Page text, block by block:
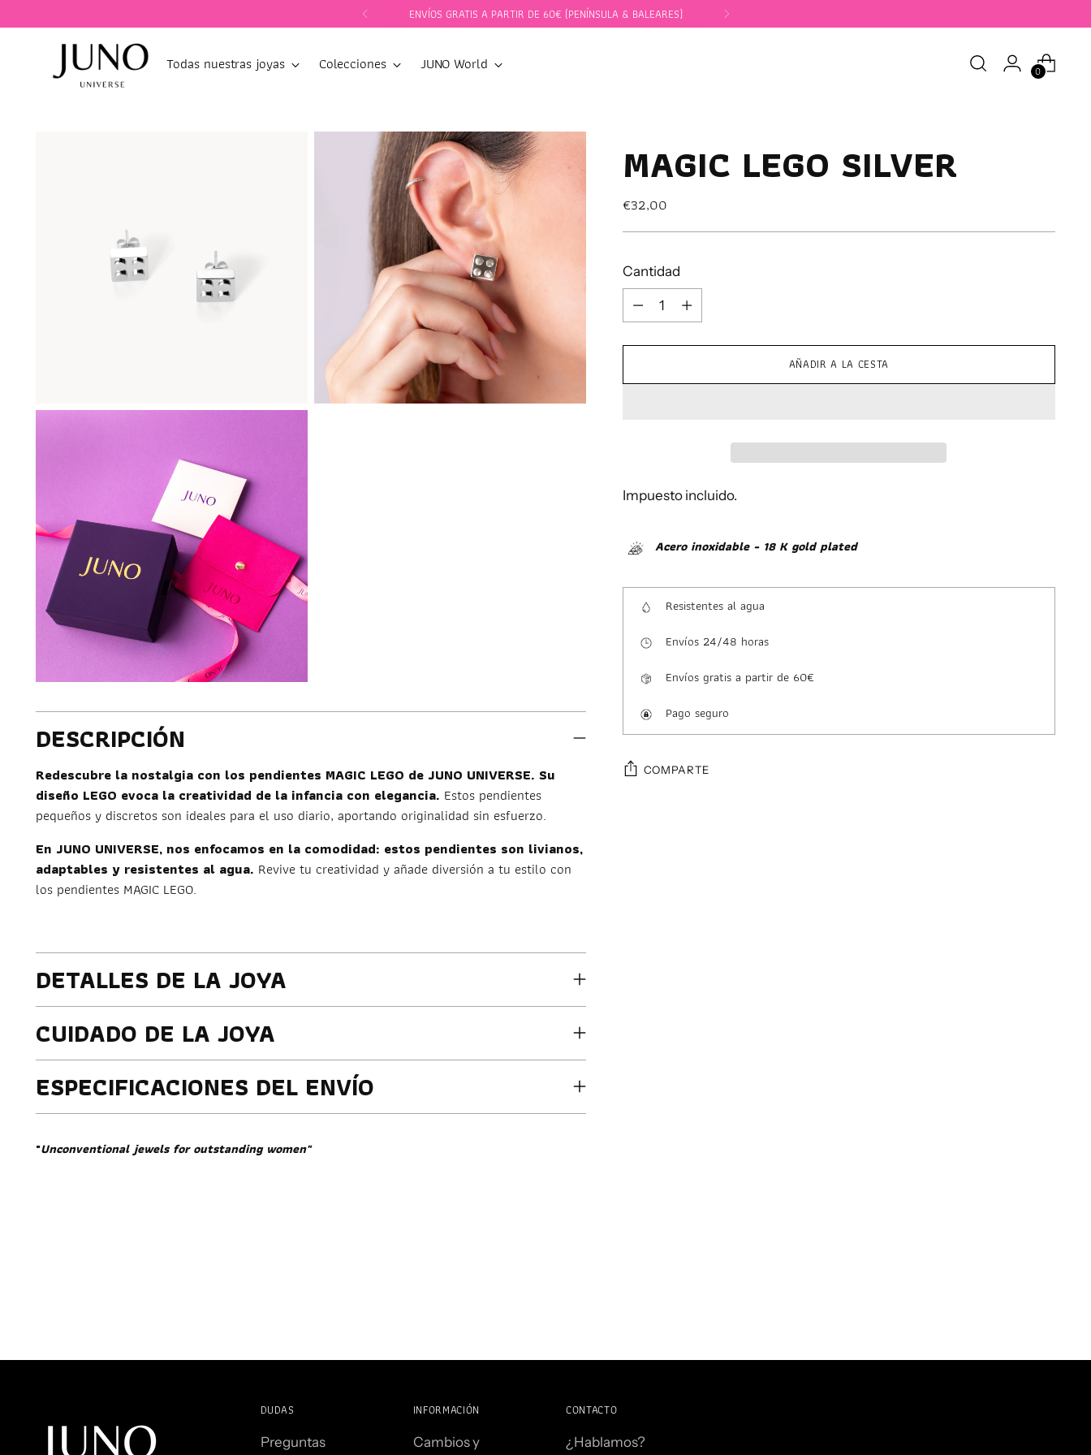
ENVÍOS GRATIS A PARTIR DE 60€ (PENÍNSULA & BALEARES)
Todas nuestras joyas Colecciones JUNO World 0
DESCRIPCIÓN
Redescubre la nostalgia con los pendientes MAGIC LEGO de JUNO UNIVERSE. Su
diseño LEGO evoca la creatividad de la infancia con elegancia. Estos pendientes
pequeños y discretos son ideales para el uso diario, aportando originalidad sin esfuerzo.
En JUNO UNIVERSE, nos enfocamos en la comodidad: estos pendientes son livianos,
adaptables y resistentes al agua. Revive tu creatividad y añade diversión a tu estilo con
los pendientes MAGIC LEGO.
DETALLES DE LA JOYA
CUIDADO DE LA JOYA
ESPECIFICACIONES DEL ENVÍO
"Unconventional jewels for outstanding women"
MAGIC LEGO SILVER
Precio
€32,00
Cantidad
Cantidad
AÑADIR A LA CESTA
Impuesto incluido.
Acero inoxidable - 18 K gold plated
Resistentes al agua
Envíos 24/48 horas
Envíos gratis a partir de 60€
Pago seguro
COMPARTE
DUDAS
Preguntas
INFORMACIÓN
Cambios y
CONTACTO
¿Hablamos?